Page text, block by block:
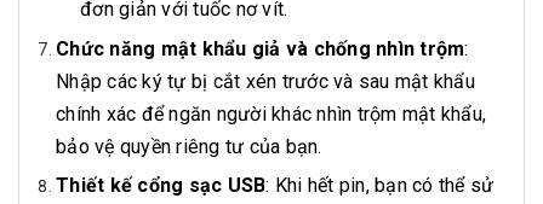
đơn giản với tuốc nơ vít.
Chức năng mật khẩu giả và chống nhìn trộm:
Nhập các ký tự bị cắt xén trước và sau mật khẩu
chính xác để ngăn người khác nhìn trộm mật khẩu,
bảo vệ quyền riêng tư của bạn.
Thiết kế cổng sạc USB: Khi hết pin, bạn có thể sử